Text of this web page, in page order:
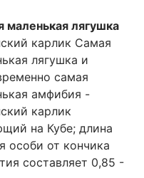
маленькая лягушка
карлик Самая
лягушка и
самая
амфибия -
карлик
на Кубе; длина
особи от кончика
составляет 0,85 -